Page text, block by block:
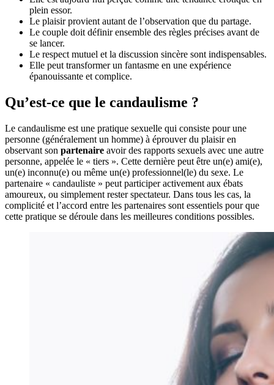
plein essor.
Le plaisir provient autant de l’observation que du partage.
Le couple doit définir ensemble des règles précises avant de
se lancer.
Le respect mutuel et la discussion sincère sont indispensables.
Elle peut transformer un fantasme en une expérience
épanouissante et complice.
Qu’est-ce que le candaulisme ?
Le candaulisme est une pratique sexuelle qui consiste pour une
personne (généralement un homme) à éprouver du plaisir en
observant son partenaire avoir des rapports sexuels avec une autre
personne, appelée le « tiers ». Cette dernière peut être un(e) ami(e),
un(e) inconnu(e) ou même un(e) professionnel(le) du sexe. Le
partenaire « candauliste » peut participer activement aux ébats
amoureux, ou simplement rester spectateur. Dans tous les cas, la
complicité et l’accord entre les partenaires sont essentiels pour que
cette pratique se déroule dans les meilleures conditions possibles.